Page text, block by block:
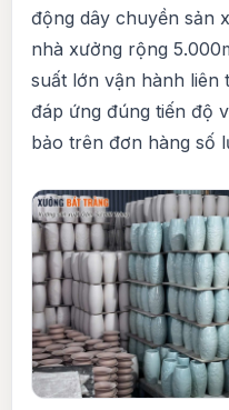
động dây chuyền sản
nhà xưởng rộng
suất lớn vận hành liên
đáp ứng đúng tiến độ
bảo trên đơn hàng số